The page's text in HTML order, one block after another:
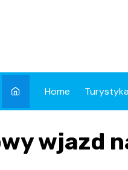
Home
wjazd